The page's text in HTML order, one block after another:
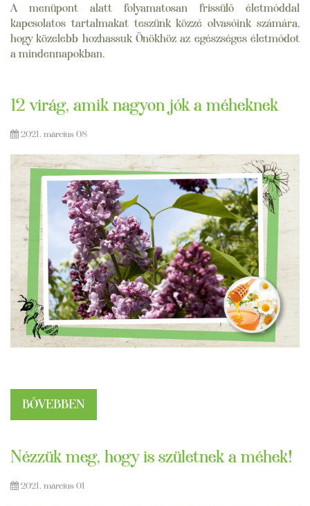
A menüpont alatt folyamatosan frissülő életmóddal
kapcsolatos tartalmakat teszünk közzé olvasóink számára,
hogy közelebb hozhassuk Önökhöz az egészséges életmódot
a mindennapokban.
12 virág, amik nagyon jók a méheknek
2021. március 08
BŐVEBBEN
Nézzük meg, hogy is születnek a méhek!
2021. március 01